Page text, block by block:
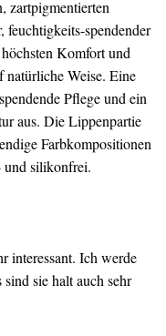
zartpigmentierten
feuchtigkeits-spendender
Komfort und
natürliche Weise. Eine
Pflege und ein
aus. Die Lippenpartie
Farbkompositionen
und silikonfrei.
interessant. Ich werde
sie halt auch sehr